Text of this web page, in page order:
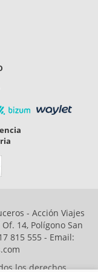
- Acción Viajes
14, Polígono San
815 555 - Email:
los derechos